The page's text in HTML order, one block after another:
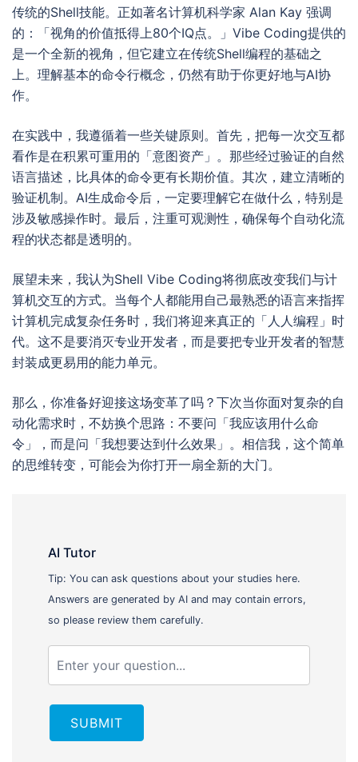
传统的Shell技能。正如著名计算机科学家 Alan Kay 强调
的：「视角的价值抵得上80个IQ点。」Vibe Coding提供的
是一个全新的视角，但它建立在传统Shell编程的基础之
上。理解基本的命令行概念，仍然有助于你更好地与AI协
作。
在实践中，我遵循着一些关键原则。首先，把每一次交互都
看作是在积累可重用的「意图资产」。那些经过验证的自然
语言描述，比具体的命令更有长期价值。其次，建立清晰的
验证机制。AI生成命令后，一定要理解它在做什么，特别是
涉及敏感操作时。最后，注重可观测性，确保每个自动化流
程的状态都是透明的。
展望未来，我认为Shell Vibe Coding将彻底改变我们与计
算机交互的方式。当每个人都能用自己最熟悉的语言来指挥
计算机完成复杂任务时，我们将迎来真正的「人人编程」时
代。这不是要消灭专业开发者，而是要把专业开发者的智慧
封装成更易用的能力单元。
那么，你准备好迎接这场变革了吗？下次当你面对复杂的自
动化需求时，不妨换个思路：不要问「我应该用什么命
令」，而是问「我想要达到什么效果」。相信我，这个简单
的思维转变，可能会为你打开一扇全新的大门。
AI Tutor
Tip: You can ask questions about your studies here.
Answers are generated by AI and may contain errors,
so please review them carefully.
SUBMIT